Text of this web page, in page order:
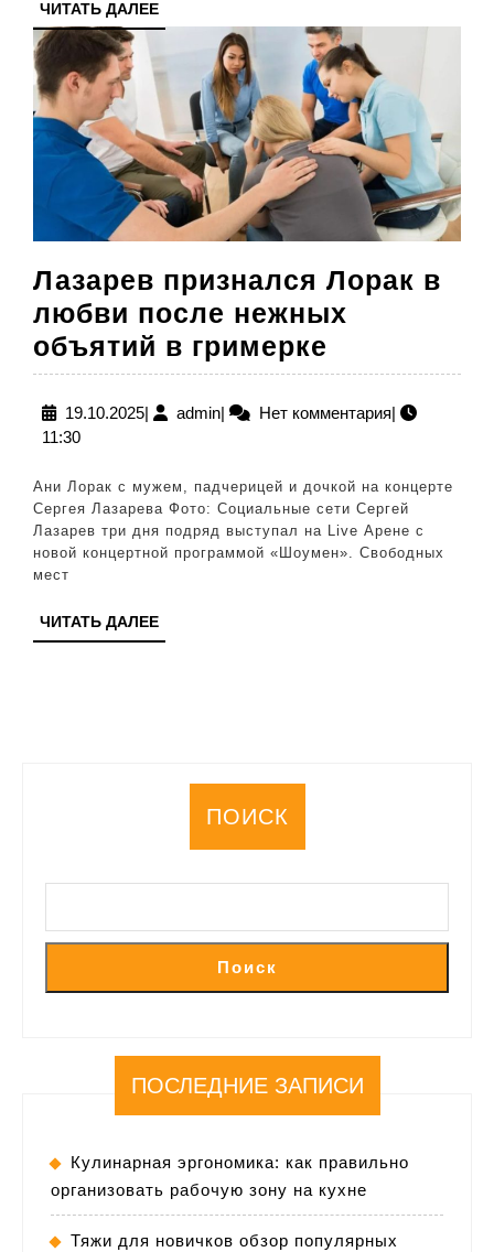
ЧИТАТЬ ДАЛЕЕЧИТАТЬ
ДАЛЕЕ
Лазарев признался Лорак в
любви после нежных
объятий в гримерке
признался
Лорак
любви
после
нежных
19.10.202519.10.2025
| adminadmin
| Нет комментария|
11:30
Ани Лорак с мужем, падчерицей и дочкой на концерте
Сергея Лазарева Фото: Социальные сети Сергей
Лазарев три дня подряд выступал на Live Арене с
новой концертной программой «Шоумен». Свободных
мест
ЧИТАТЬ ДАЛЕЕЧИТАТЬ
ДАЛЕЕ
ПОИСК
Поиск
ПОСЛЕДНИЕ ЗАПИСИ
Кулинарная эргономика: как правильно
организовать рабочую зону на кухне
Тяжи для новичков обзор популярных